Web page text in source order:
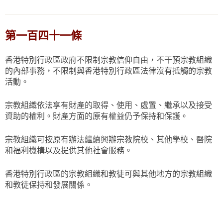
第一百四十一條
香港特別行政區政府不限制宗教信仰自由，不干預宗教組織
的內部事務，不限制與香港特別行政區法律沒有抵觸的宗教
活動。
宗教組織依法享有財產的取得、使用、處置、繼承以及接受
資助的權利。財產方面的原有權益仍予保持和保護。
宗教組織可按原有辦法繼續興辦宗教院校、其他學校、醫院
和福利機構以及提供其他社會服務。
香港特別行政區的宗教組織和教徒可與其他地方的宗教組織
和教徒保持和發展關係。